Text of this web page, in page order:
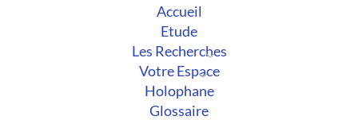
navigation
Accueil
Etude
Les Recherches
Votre Espace
Holophane
Glossaire